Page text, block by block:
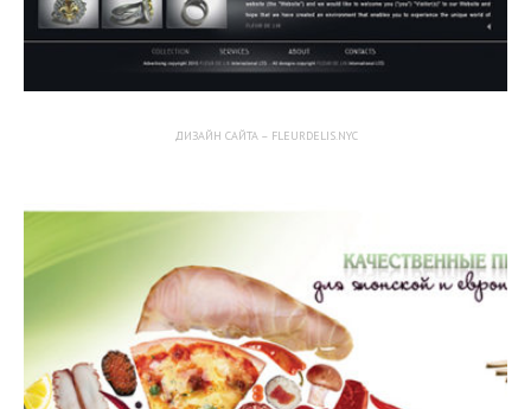
ДИЗАЙН САЙТА – FLEURDELIS.NYC